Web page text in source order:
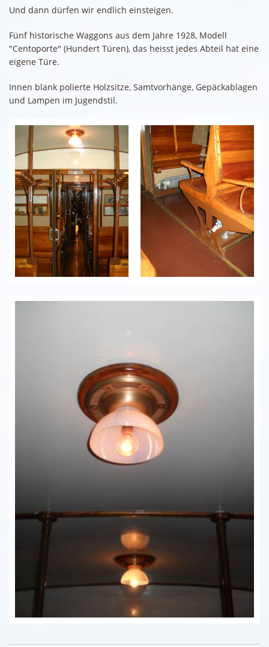
Und dann dürfen wir endlich einsteigen.
Fünf historische Waggons aus dem Jahre 1928, Modell
"Centoporte" (Hundert Türen), das heisst jedes Abteil hat eine
eigene Türe.
Innen blank polierte Holzsitze, Samtvorhänge, Gepäckablagen
und Lampen im Jugendstil.